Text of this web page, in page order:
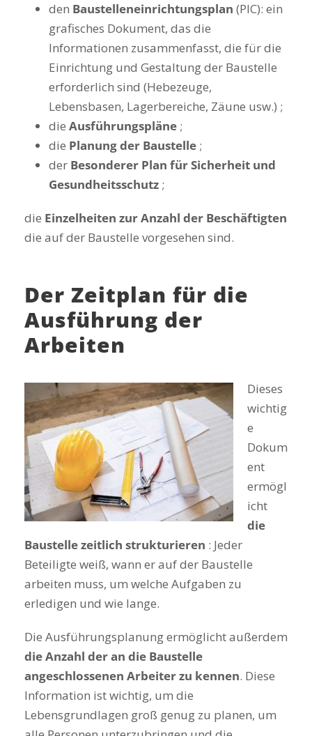
den Baustelleneinrichtungsplan (PIC): ein
grafisches Dokument, das die
Informationen zusammenfasst, die für die
Einrichtung und Gestaltung der Baustelle
erforderlich sind (Hebezeuge,
Lebensbasen, Lagerbereiche, Zäune usw.) ;
die Ausführungspläne ;
die Planung der Baustelle ;
der Besonderer Plan für Sicherheit und
Gesundheitsschutz ;
die Einzelheiten zur Anzahl der Beschäftigten
die auf der Baustelle vorgesehen sind.
Der Zeitplan für die
Ausführung der
Arbeiten
Dieses
wichtig
e
Dokum
ent
ermögl
icht
die
Baustelle zeitlich strukturieren : Jeder
Beteiligte weiß, wann er auf der Baustelle
arbeiten muss, um welche Aufgaben zu
erledigen und wie lange.
Die Ausführungsplanung ermöglicht außerdem
die Anzahl der an die Baustelle
angeschlossenen Arbeiter zu kennen. Diese
Information ist wichtig, um die
Lebensgrundlagen groß genug zu planen, um